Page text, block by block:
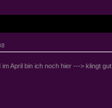
April bin ich noch hier ---> klingt gut